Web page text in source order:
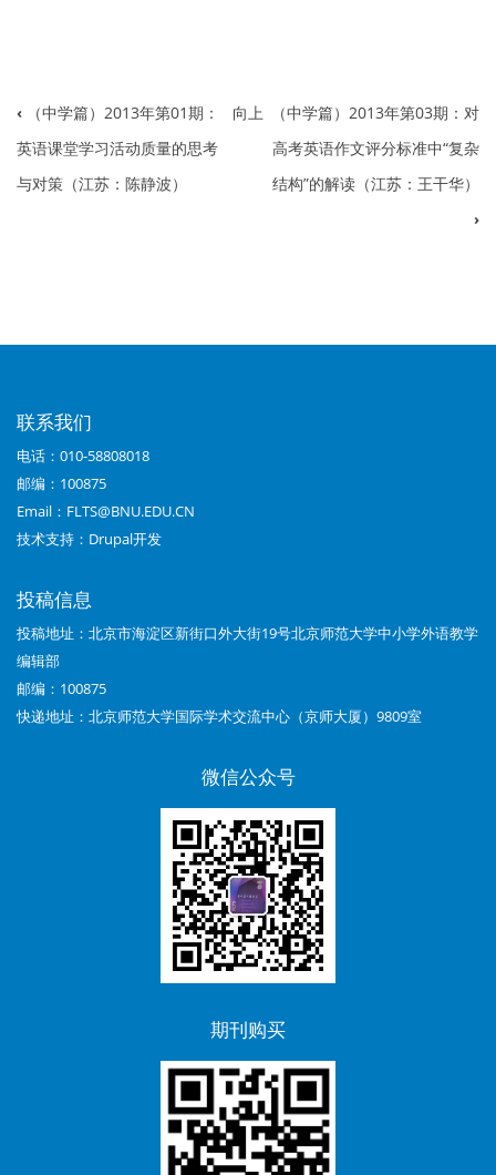
书
籍
学
篇）
2013
年
02
期：
运
用
‹ （中学篇）2013年第01期：
英语课堂学习活动质量的思考
与对策（江苏：陈静波）
向上
（中学篇）2013年第03期：对
高考英语作文评分标准中“复杂
结构”的解读（江苏：王干华）
›
联系我们
电话：010-58808018
邮编：100875
Email：FLTS@BNU.EDU.CN
技术支持： Drupal开发
投稿信息
投稿地址：北京市海淀区新街口外大街19号北京师范大学中小学外语教学
编辑部
邮编：100875
快递地址：北京师范大学国际学术交流中心（京师大厦）9809室
微信公众号
期刊购买